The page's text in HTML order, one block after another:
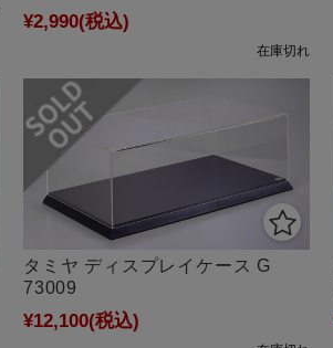
¥2,990(税込)
在庫切れ
タミヤ ディスプレイケース G
73009
¥12,100(税込)